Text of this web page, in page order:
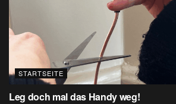
STARTSEITE
Leg doch mal das Handy weg!